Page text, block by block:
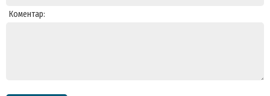
Коментар: